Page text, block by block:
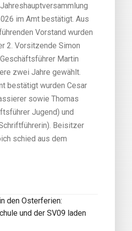
im Amt bestätigt. Aus
Vorstand wurden
2. Vorsitzende Simon
Martin
zwei Jahre gewählt.
bestätigt wurden Cesar
sowie Thomas
Jugend) und
Beisitzer
schied aus dem